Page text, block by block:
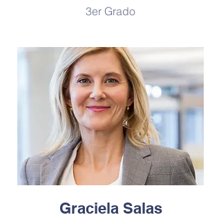
3er Grado
Graciela Salas